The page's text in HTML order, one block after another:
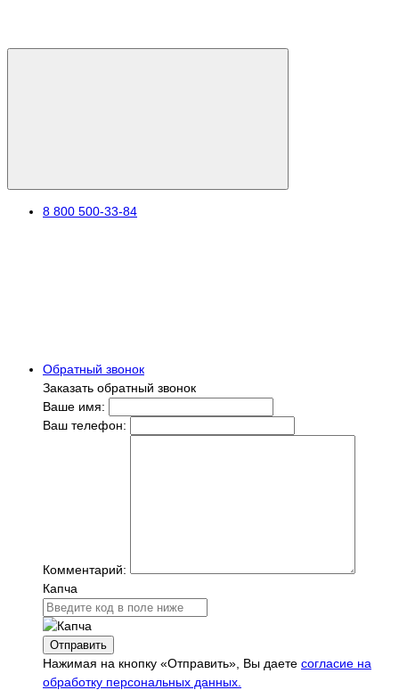
8 800 500-33-84
Обратный звонок
Заказать обратный звонок
Ваше имя:
Ваш телефон:
Комментарий:
Капча
Отправить
Нажимая на кнопку «Отправить», Вы даете согласие на
обработку персональных данных.